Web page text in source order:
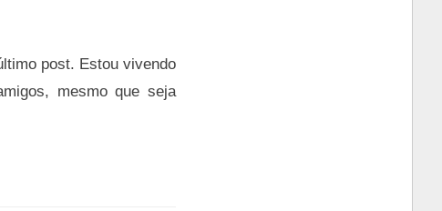
post. Estou vivendo
mesmo que seja